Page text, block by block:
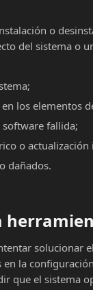
o
del sistema o
los elementos
fallida;
o
dañados.
solucionar
la
que el sistema